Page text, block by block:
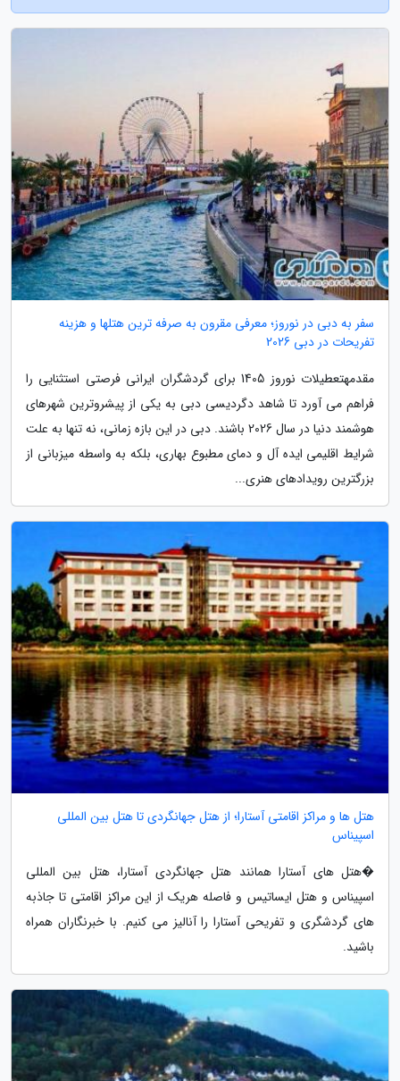
سفر به دبی در نوروز؛ معرفی مقرون به صرفه ترین هتلها و هزینه
تفریحات در دبی 2026
مقدمهتعطیلات نوروز 1405 برای گردشگران ایرانی فرصتی استثنایی را
فراهم می آورد تا شاهد دگردیسی دبی به یکی از پیشروترین شهرهای
هوشمند دنیا در سال 2026 باشند. دبی در این بازه زمانی، نه تنها به علت
شرایط اقلیمی ایده آل و دمای مطبوع بهاری، بلکه به واسطه میزبانی از
بزرگترین رویدادهای هنری...
هتل ها و مراکز اقامتی آستارا؛ از هتل جهانگردی تا هتل بین المللی
اسپیناس
�هتل های آستارا همانند هتل جهانگردی آستارا، هتل بین المللی
اسپیناس و هتل ایساتیس و فاصله هریک از این مراکز اقامتی تا جاذبه
های گردشگری و تفریحی آستارا را آنالیز می کنیم. با خبرنگاران همراه
باشید.